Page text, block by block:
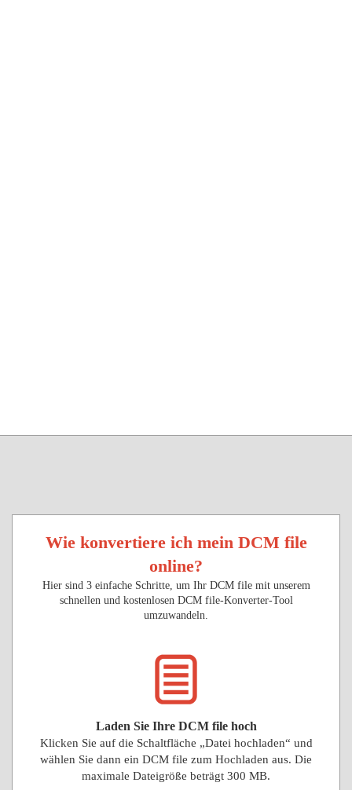
Wie konvertiere ich mein DCM file
online?
Hier sind 3 einfache Schritte, um Ihr DCM file mit unserem
schnellen und kostenlosen DCM file-Konverter-Tool
umzuwandeln.
Laden Sie Ihre DCM file hoch
Klicken Sie auf die Schaltfläche „Datei hochladen“ und
wählen Sie dann ein DCM file zum Hochladen aus. Die
maximale Dateigröße beträgt 300 MB.